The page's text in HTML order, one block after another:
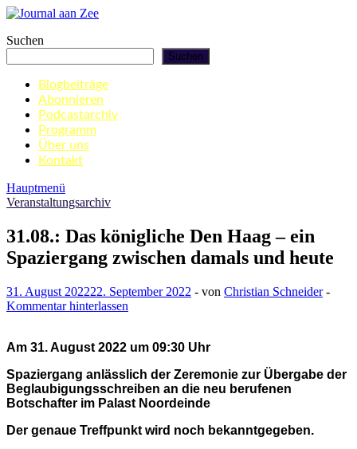
Zum
springen
Journal aan Zee
Suchen
Suchen
Blogbeiträge
Abonnieren
Podcastarchiv
Programm
Über uns
Kontakt
Hauptmenü
Veranstaltungsarchiv
31.08.: Das königliche Den Haag – ein
Spaziergang zwischen damals und heute
31. August 202222. September 2022 - von Christian Schneider-
Kommentar hinterlassen
Am 31. August 2022 um 09:30 Uhr
Spaziergang anlässlich der Zeremonie zur Übergabe der
Beglaubigungsschreiben an die neu berufenen
Botschafter im Palast Noordeinde
Der genaue Treffpunkt wird noch bekanntgegeben.